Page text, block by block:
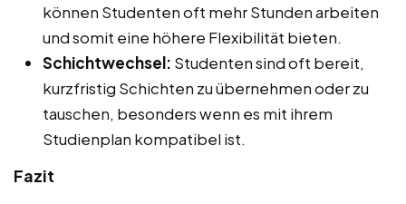
können Studenten oft mehr Stunden arbeiten
und somit eine höhere Flexibilität bieten.
Schichtwechsel: Studenten sind oft bereit,
kurzfristig Schichten zu übernehmen oder zu
tauschen, besonders wenn es mit ihrem
Studienplan kompatibel ist.
Fazit